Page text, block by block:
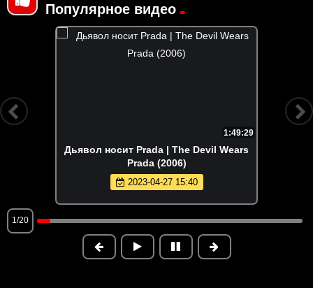
Популярное видео
1:49:29
Дьявол носит Prada | The Devil Wears
Prada (2006)
2023-04-27 15:40
1/20